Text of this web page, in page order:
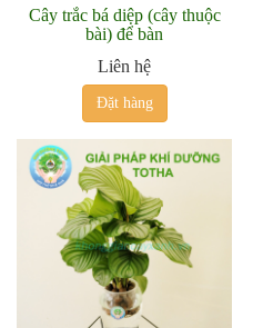
Cây trắc bá diệp (cây thuộc
bài) để bàn
Liên hệ
Đặt hàng